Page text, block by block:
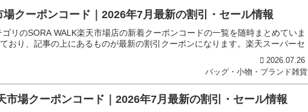
クーポンコード｜2026年7月最新の割引・セール情報
リのSORA WALK楽天市場店の新着クーポンコードの一覧を随時まとめていま
おり、記事の上にあるものが最新の割引クーポンになります。楽天スーパーセ
2026.07.26
バッグ・小物・ブランド雑貨
場クーポンコード｜2026年7月最新の割引・セール情報